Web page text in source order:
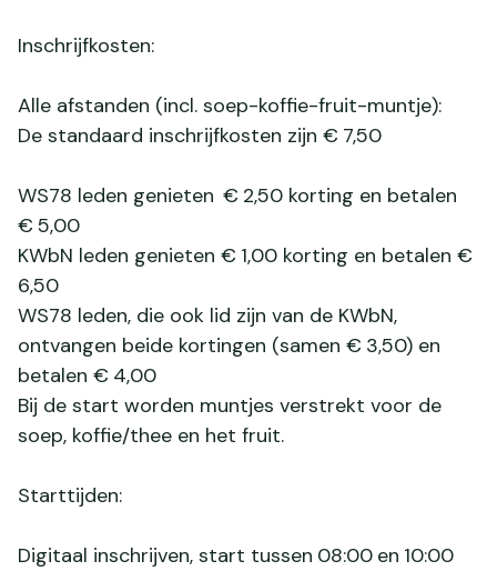
Inschrijf­kosten:
Alle afstanden (incl. soep-koffie-fruit-muntje):
De standaard inschrijf­kosten zijn € 7,50
WS78 leden genieten € 2,50 korting en betalen
€ 5,00
KWbN leden genieten € 1,00 korting en betalen €
6,50
WS78 leden, die ook lid zijn van de KWbN,
ontvangen beide kortingen (samen € 3,50) en
betalen € 4,00
Bij de start worden muntjes verstrekt voor de
soep, koffie/thee en het fruit.
Starttijden:
Digitaal inschrijven, start tussen 08:00 en 10:00